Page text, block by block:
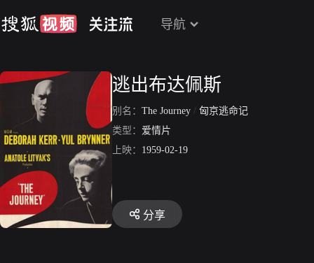
导航
逃出布达佩斯
别名： The Journey / 匈京逃命记
类型： 爱情片
上映： 1959-02-19
分享